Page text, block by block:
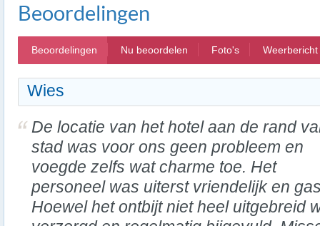
Beoordelingen
Beoordelingen Nu beoordelen Foto's Weerbericht
Wies
De locatie van het hotel aan de rand
stad was voor ons geen probleem en
voegde zelfs wat charme toe. Het
personeel was uiterst vriendelijk en
Hoewel het ontbijt niet heel uitgebreid